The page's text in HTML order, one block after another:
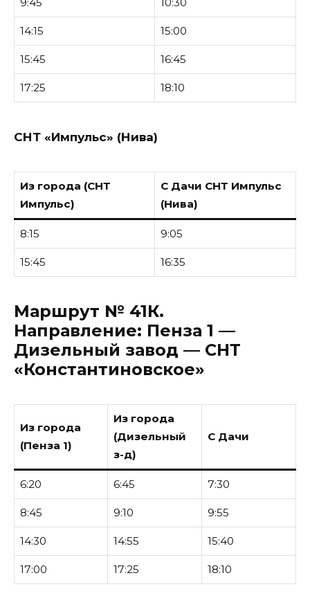
14:15 15:00
15:45 16:45
17:25 18:10
СНТ «Импульс» (Нива)
Из города (СНТ
Импульс)
С Дачи СНТ Импульс
(Нива)
8:15 9:05
15:45 16:35
Маршрут № 41К.
Направление: Пенза 1 —
Дизельный завод — СНТ
«Константиновское»
Из города
(Пенза 1)
Из города
(Дизельный
з-д)
С Дачи
6:20 6:45 7:30
8:45 9:10 9:55
14:30 14:55 15:40
17:00 17:25 18:10